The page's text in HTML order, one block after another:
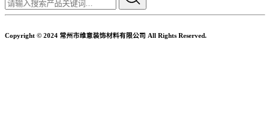
Copyright © 2024 常州市维意装饰材料有限公司 All Rights Reserved.